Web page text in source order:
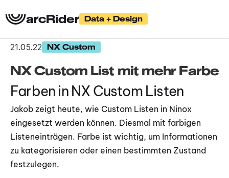
arcRider Data + Design
21.05.22 NX Custom
NX Custom List mit mehr Farbe
Farben in NX Custom Listen
Jakob zeigt heute, wie Custom Listen in Ninox
eingesetzt werden können. Diesmal mit farbigen
Listeneinträgen. Farbe ist wichtig, um Informationen
zu kategorisieren oder einen bestimmten Zustand
festzulegen.